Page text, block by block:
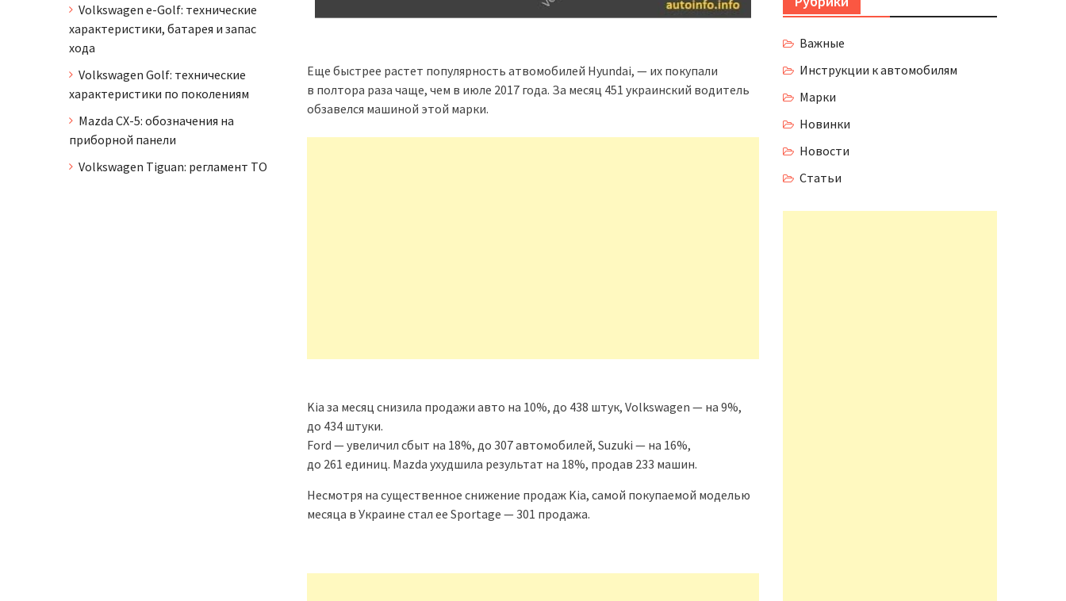
Еще быстрее растет популярность атвомобилей Hyundai, — их покупали
в полтора раза чаще, чем в июле 2017 года. За месяц 451 украинский водитель
обзавелся машиной этой марки.
Kia за месяц снизила продажи авто на 10%, до 438 штук, Volkswagen — на 9%,
до 434 штуки.
Ford — увеличил сбыт на 18%, до 307 автомобилей, Suzuki — на 16%,
до 261 единиц. Mazda ухудшила результат на 18%, продав 233 машин.
Несмотря на существенное снижение продаж Kia, самой покупаемой моделью
месяца в Украине стал ее Sportage — 301 продажа.
Важные
Инструкции к автомобилям
Марки
Новинки
Новости
Статьи
Volkswagen e-Golf: технические
характеристики, батарея и запас
хода
Volkswagen Golf: технические
характеристики по поколениям
Mazda CX-5: обозначения на
приборной панели
Volkswagen Tiguan: регламент ТО